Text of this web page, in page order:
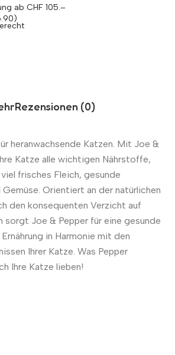
ab CHF 105.–
Rezensionen (0)
heranwachsende Katzen. Mit Joe &
Katze alle wichtigen Nährstoffe,
frisches Fleich, gesunde
Gemüse. Orientiert an der natürlichen
den konsequenten Verzicht auf
sorgt Joe & Pepper für eine gesunde
in Harmonie mit den
Ihrer Katze. Was Pepper
Ihre Katze lieben!